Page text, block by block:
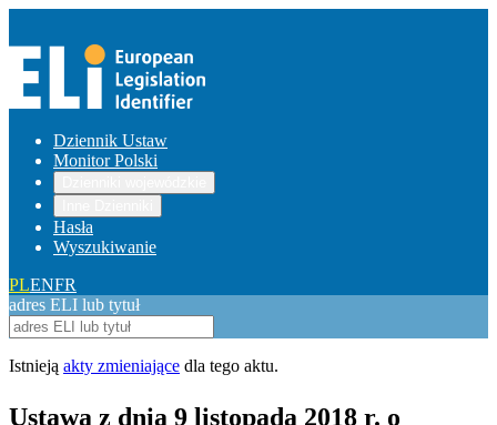
Dziennik Ustaw
Monitor Polski
Hasła
Wyszukiwanie
PLENFR
adres ELI lub tytuł
Istnieją akty zmieniające dla tego aktu.
Ustawa z dnia 9 listopada 2018 r. o